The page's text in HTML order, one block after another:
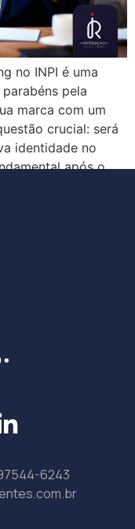
no INPI é uma
pela
marca com um
crucial: será
identidade no
após o
6243